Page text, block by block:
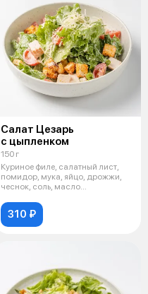
Салат Цезарь
с цыпленком
150 г
Куриное филе, салатный лист,
помидор, мука, яйцо, дрожжи,
чеснок, соль, масло
310 ₽